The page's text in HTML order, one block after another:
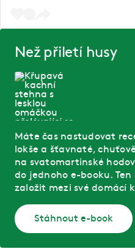
Než přiletí husy
Máte čas nastudovat
lokše a šťavnaté,
na svatomartinské
do jednoho e-booku.
založit mezi své domácí
Stáhnout e-book